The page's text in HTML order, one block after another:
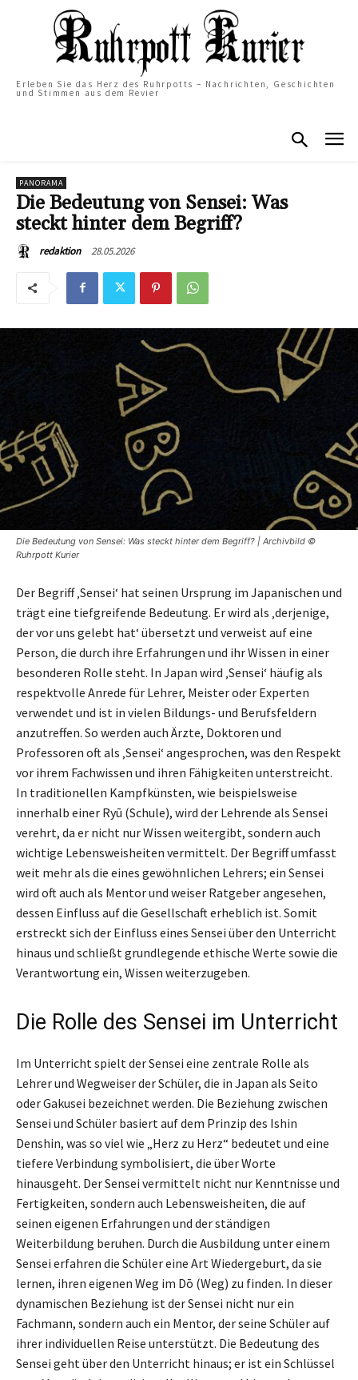
Erleben Sie das Herz des Ruhrpotts – Nachrichten, Geschichten
und Stimmen aus dem Revier
PANORAMA
Die Bedeutung von Sensei: Was
steckt hinter dem Begriff?
redaktion 28.05.2026
Die Bedeutung von Sensei: Was steckt hinter dem Begriff? | Archivbild ©
Ruhrpott Kurier
Der Begriff ‚Sensei‘ hat seinen Ursprung im Japanischen und
trägt eine tiefgreifende Bedeutung. Er wird als ‚derjenige,
der vor uns gelebt hat‘ übersetzt und verweist auf eine
Person, die durch ihre Erfahrungen und ihr Wissen in einer
besonderen Rolle steht. In Japan wird ‚Sensei‘ häufig als
respektvolle Anrede für Lehrer, Meister oder Experten
verwendet und ist in vielen Bildungs- und Berufsfeldern
anzutreffen. So werden auch Ärzte, Doktoren und
Professoren oft als ‚Sensei‘ angesprochen, was den Respekt
vor ihrem Fachwissen und ihren Fähigkeiten unterstreicht.
In traditionellen Kampfkünsten, wie beispielsweise
innerhalb einer Ryū (Schule), wird der Lehrende als Sensei
verehrt, da er nicht nur Wissen weitergibt, sondern auch
wichtige Lebensweisheiten vermittelt. Der Begriff umfasst
weit mehr als die eines gewöhnlichen Lehrers; ein Sensei
wird oft auch als Mentor und weiser Ratgeber angesehen,
dessen Einfluss auf die Gesellschaft erheblich ist. Somit
erstreckt sich der Einfluss eines Sensei über den Unterricht
hinaus und schließt grundlegende ethische Werte sowie die
Verantwortung ein, Wissen weiterzugeben.
Die Rolle des Sensei im Unterricht
Im Unterricht spielt der Sensei eine zentrale Rolle als
Lehrer und Wegweiser der Schüler, die in Japan als Seito
oder Gakusei bezeichnet werden. Die Beziehung zwischen
Sensei und Schüler basiert auf dem Prinzip des Ishin
Denshin, was so viel wie „Herz zu Herz“ bedeutet und eine
tiefere Verbindung symbolisiert, die über Worte
hinausgeht. Der Sensei vermittelt nicht nur Kenntnisse und
Fertigkeiten, sondern auch Lebensweisheiten, die auf
seinen eigenen Erfahrungen und der ständigen
Weiterbildung beruhen. Durch die Ausbildung unter einem
Sensei erfahren die Schüler eine Art Wiedergeburt, da sie
lernen, ihren eigenen Weg im Dō (Weg) zu finden. In dieser
dynamischen Beziehung ist der Sensei nicht nur ein
Fachmann, sondern auch ein Mentor, der seine Schüler auf
ihrer individuellen Reise unterstützt. Die Bedeutung des
Sensei geht über den Unterricht hinaus; er ist ein Schlüssel